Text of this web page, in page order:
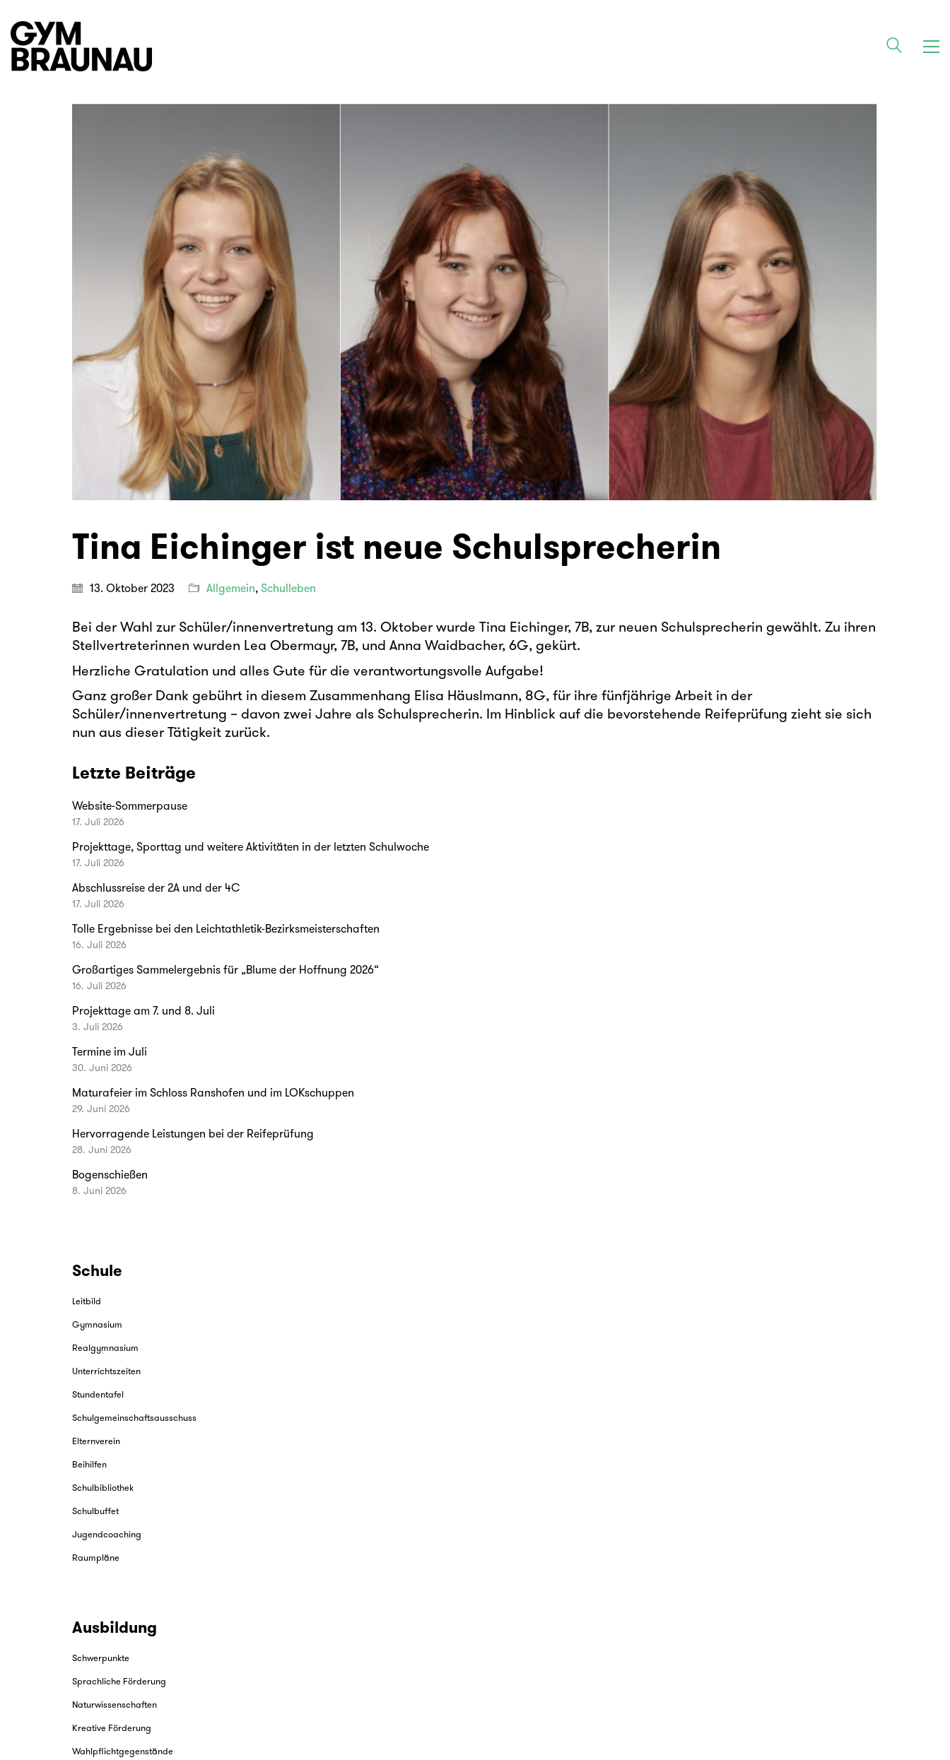
Tina Eichinger ist neue Schulsprecherin
13. Oktober 2023 Allgemein, Schulleben
Bei der Wahl zur Schüler/innenvertretung am 13. Oktober wurde Tina Eichinger, 7B, zur neuen Schulsprecherin gewählt. Zu ihren
Stellvertreterinnen wurden Lea Obermayr, 7B, und Anna Waidbacher, 6G, gekürt.
Herzliche Gratulation und alles Gute für die verantwortungsvolle Aufgabe!
Ganz großer Dank gebührt in diesem Zusammenhang Elisa Häuslmann, 8G, für ihre fünfjährige Arbeit in der
Schüler/innenvertretung – davon zwei Jahre als Schulsprecherin. Im Hinblick auf die bevorstehende Reifeprüfung zieht sie sich
nun aus dieser Tätigkeit zurück.
Letzte Beiträge
Website-Sommerpause
17. Juli 2026
Projekttage, Sporttag und weitere Aktivitäten in der letzten Schulwoche
17. Juli 2026
Abschlussreise der 2A und der 4C
17. Juli 2026
Tolle Ergebnisse bei den Leichtathletik-Bezirksmeisterschaften
16. Juli 2026
Großartiges Sammelergebnis für „Blume der Hoffnung 2026“
16. Juli 2026
Projekttage am 7. und 8. Juli
3. Juli 2026
Termine im Juli
30. Juni 2026
Maturafeier im Schloss Ranshofen und im LOKschuppen
29. Juni 2026
Hervorragende Leistungen bei der Reifeprüfung
28. Juni 2026
Bogenschießen
8. Juni 2026
Schule
Leitbild
Gymnasium
Realgymnasium
Unterrichtszeiten
Stundentafel
Schulgemeinschaftsausschuss
Elternverein
Beihilfen
Schulbibliothek
Schulbuffet
Jugendcoaching
Raumpläne
Ausbildung
Schwerpunkte
Sprachliche Förderung
Naturwissenschaften
Kreative Förderung
Wahlpflichtgegenstände